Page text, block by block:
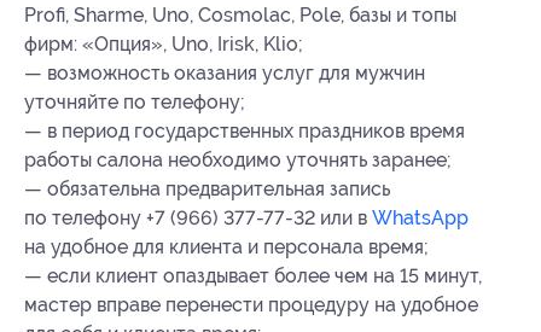
Profi, Sharme, Uno, Cosmolac, Pole, базы и топы
фирм: «Опция», Uno, Irisk, Klio;
— возможность оказания услуг для мужчин
уточняйте по телефону;
— в период государственных праздников время
работы салона необходимо уточнять заранее;
— обязательна предварительная запись
по телефону +7 (966) 377-77-32 или в WhatsApp
на удобное для клиента и персонала время;
— если клиент опаздывает более чем на 15 минут,
мастер вправе перенести процедуру на удобное